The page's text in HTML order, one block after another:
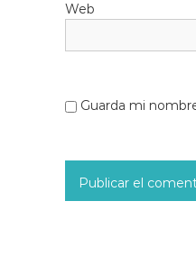
Web
Guarda mi